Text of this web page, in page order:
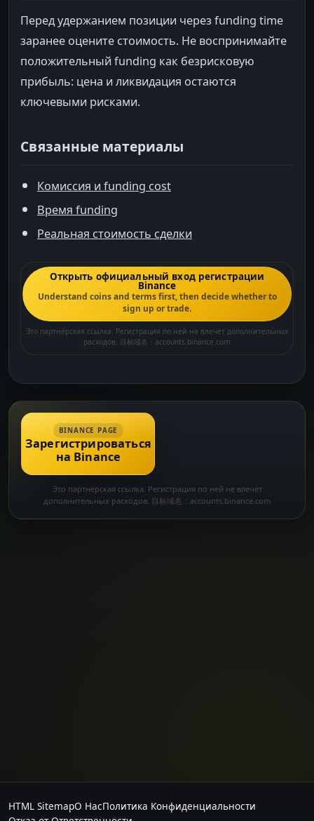
Перед удержанием позиции через funding time
заранее оцените стоимость. Не воспринимайте
положительный funding как безрисковую
прибыль: цена и ликвидация остаются
ключевыми рисками.
Связанные материалы
Комиссия и funding cost
Время funding
Реальная стоимость сделки
Открыть официальный вход регистрации
Binance
Understand coins and terms first, then decide whether to
sign up or trade.
Это партнёрская ссылка. Регистрация по ней не влечёт дополнительных
расходов. 目标域名：accounts.binance.com
BINANCE PAGE
Зарегистрироваться
на Binance
Это партнёрская ссылка. Регистрация по ней не влечёт
дополнительных расходов. 目标域名：accounts.binance.com
HTML SitemapО НасПолитика Конфиденциальности